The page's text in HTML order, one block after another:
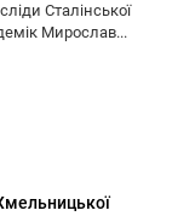
Сталінської
Мирослав...